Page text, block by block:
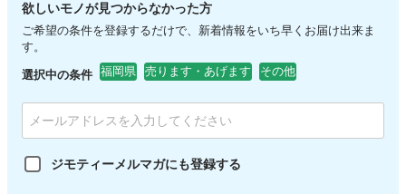
欲しいモノが見つからなかった方
ご希望の条件を登録するだけで、新着情報をいち早くお届け出来ま
す。
選択中の条件 福岡県 売ります・あげます その他
ジモティーメルマガにも登録する